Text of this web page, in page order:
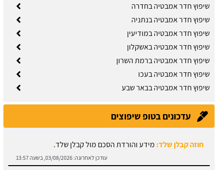
שיפוץ חדר אמבטיה בחדרה
שיפוץ חדר אמבטיה בנתניה
שיפוץ חדר אמבטיה במודיעין
שיפוץ חדר אמבטיה באשקלון
שיפוץ חדר אמבטיה ברמת השרון
שיפוץ חדר אמבטיה בעכו
שיפוץ חדר אמבטיה בבאר שבע
עדכונים בטופ שיפוצים
חוזה קבלן שלד: מידע והורדת הסכם מול קבלן שלד.
עודכן לאחרונה: 03/08/2026, בשעה 13:57